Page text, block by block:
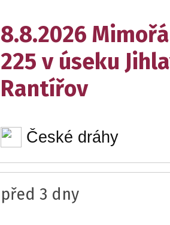
8.8.2026
225 v úseku
Rantířov
České dráhy
před 3 dny